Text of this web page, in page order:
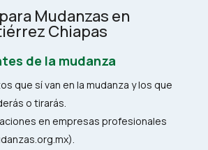
Mudanzas en
Chiapas
de la mudanza
que sí van en la mudanza y los que
o tirarás.
en empresas profesionales